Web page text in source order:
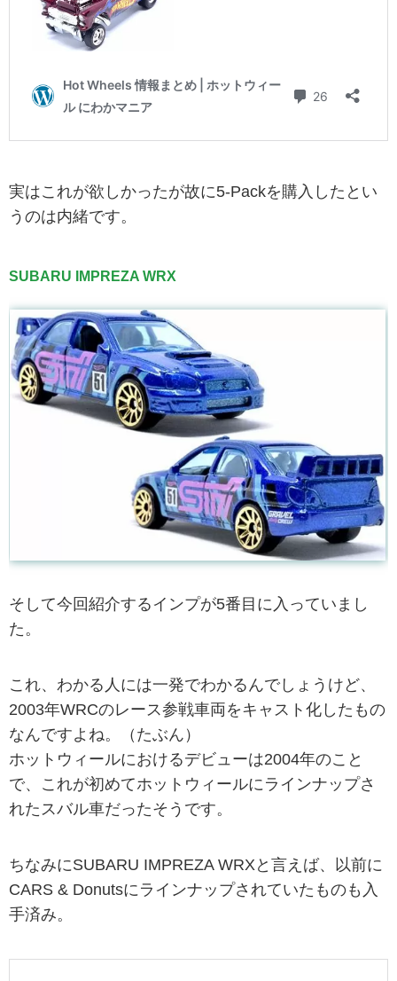
実はこれが欲しかったが故に5-Packを購入したとい
うのは内緒です。
SUBARU IMPREZA WRX
そして今回紹介するインプが5番目に入っていまし
た。
これ、わかる人には一発でわかるんでしょうけど、
2003年WRCのレース参戦車両をキャスト化したもの
なんですよね。（たぶん）
ホットウィールにおけるデビューは2004年のこと
で、これが初めてホットウィールにラインナップさ
れたスバル車だったそうです。
ちなみにSUBARU IMPREZA WRXと言えば、以前に
CARS & Donutsにラインナップされていたものも入
手済み。